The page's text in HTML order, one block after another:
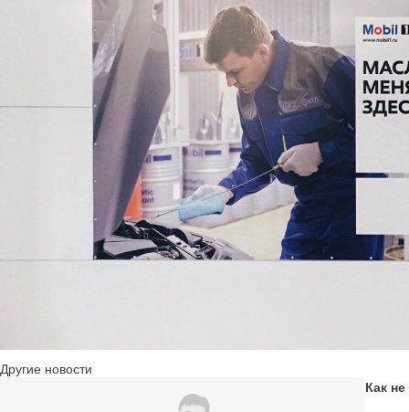
Другие новости
Как не